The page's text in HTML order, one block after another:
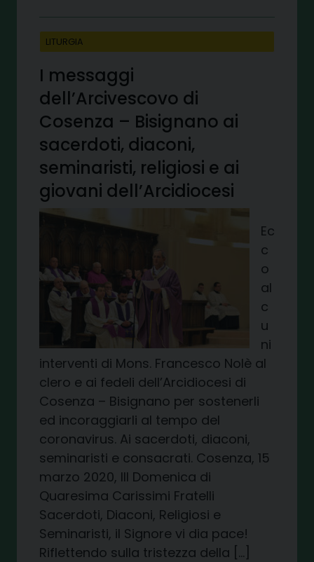
LITURGIA
I messaggi
dell’Arcivescovo di
Cosenza – Bisignano ai
sacerdoti, diaconi,
seminaristi, religiosi e ai
giovani dell’Arcidiocesi
Ec
c
o
al
c
u
ni
interventi di Mons. Francesco Nolè al
clero e ai fedeli dell’Arcidiocesi di
Cosenza – Bisignano per sostenerli
ed incoraggiarli al tempo del
coronavirus. Ai sacerdoti, diaconi,
seminaristi e consacrati. Cosenza, 15
marzo 2020, III Domenica di
Quaresima Carissimi Fratelli
Sacerdoti, Diaconi, Religiosi e
Seminaristi, il Signore vi dia pace!
Riflettendo sulla tristezza della […]